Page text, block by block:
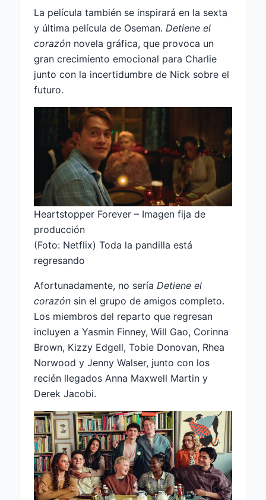
La película también se inspirará en la sexta
y última película de Oseman. Detiene el
corazón novela gráfica, que provoca un
gran crecimiento emocional para Charlie
junto con la incertidumbre de Nick sobre el
futuro.
Heartstopper Forever – Imagen fija de
producción
(Foto: Netflix) Toda la pandilla está
regresando
Afortunadamente, no sería Detiene el
corazón sin el grupo de amigos completo.
Los miembros del reparto que regresan
incluyen a Yasmin Finney, Will Gao, Corinna
Brown, Kizzy Edgell, Tobie Donovan, Rhea
Norwood y Jenny Walser, junto con los
recién llegados Anna Maxwell Martin y
Derek Jacobi.